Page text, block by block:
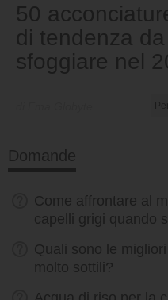
50
di tendenza da
sfoggiare nel
Domande
Come affrontare al
capelli grigi quando
Quali sono le
molto sottili?